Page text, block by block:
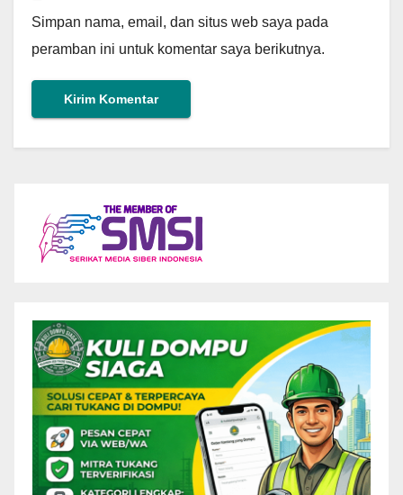
Simpan nama, email, dan situs web saya pada
peramban ini untuk komentar saya berikutnya.